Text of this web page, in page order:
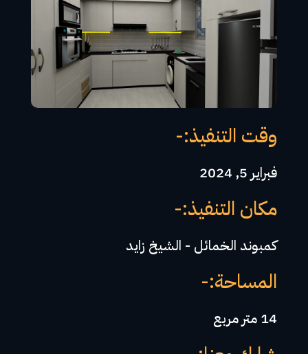
وقت التنفيذ:-
فبراير 5, 2024
مكان التنفيذ:-
كمبوند الخمائل - الشيخ زايد
المساحة:-
14 متر مربع